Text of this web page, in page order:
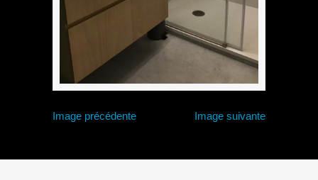
Image précédente Image suivante